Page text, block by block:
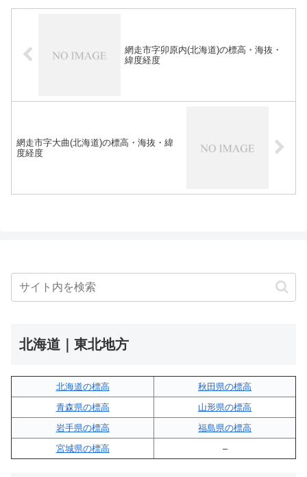
網走市字卯原内(北海道)の標高・海抜・
緯度経度
網走市字大曲(北海道)の標高・海抜・緯
度経度
北海道｜東北地方
北海道の標高
秋田県の標高
青森県の標高
山形県の標高
岩手県の標高
福島県の標高
宮城県の標高
–